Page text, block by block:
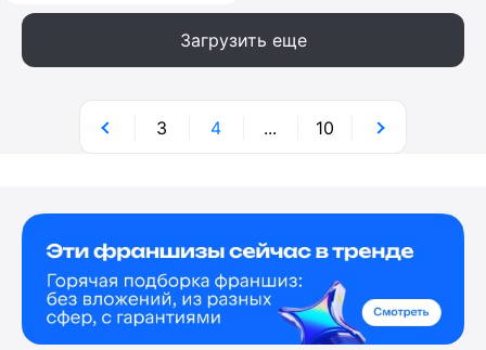
Загрузить еще
3 4 ... 10